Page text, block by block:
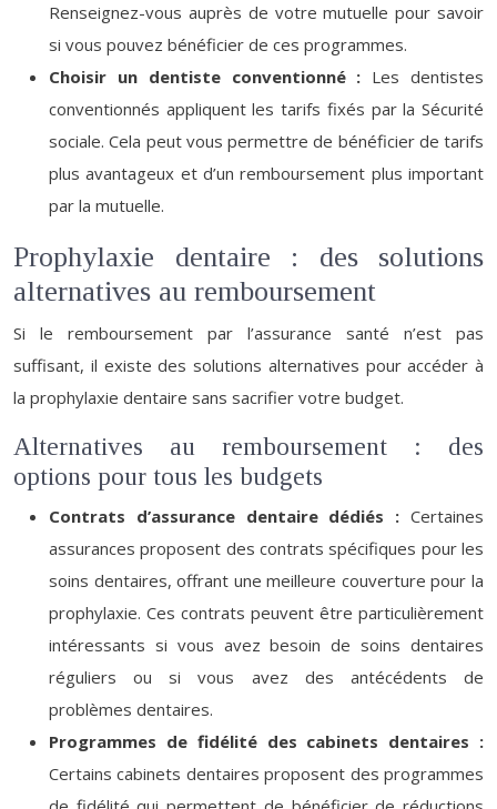
Renseignez-vous auprès de votre mutuelle pour savoir
si vous pouvez bénéficier de ces programmes.
Choisir un dentiste conventionné : Les dentistes
conventionnés appliquent les tarifs fixés par la Sécurité
sociale. Cela peut vous permettre de bénéficier de tarifs
plus avantageux et d’un remboursement plus important
par la mutuelle.
Prophylaxie dentaire : des solutions
alternatives au remboursement
Si le remboursement par l’assurance santé n’est pas
suffisant, il existe des solutions alternatives pour accéder à
la prophylaxie dentaire sans sacrifier votre budget.
Alternatives au remboursement : des
options pour tous les budgets
Contrats d’assurance dentaire dédiés : Certaines
assurances proposent des contrats spécifiques pour les
soins dentaires, offrant une meilleure couverture pour la
prophylaxie. Ces contrats peuvent être particulièrement
intéressants si vous avez besoin de soins dentaires
réguliers ou si vous avez des antécédents de
problèmes dentaires.
Programmes de fidélité des cabinets dentaires :
Certains cabinets dentaires proposent des programmes